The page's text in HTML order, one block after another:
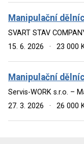
Manipulační
SVART STAV
15. 6. 2026
· 23 000
Manipulační
Servis-WORK s.r.o. –
27. 3. 2026
· 26 000